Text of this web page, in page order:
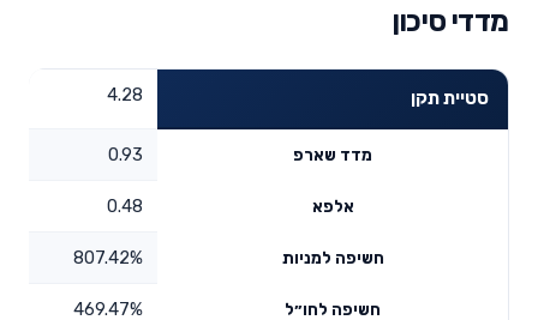
מדדי סיכון
סטיית תקן 4.28
מדד שארפ 0.93
אלפא 0.48
חשיפה למניות 807.42%
חשיפה לחו״ל 469.47%